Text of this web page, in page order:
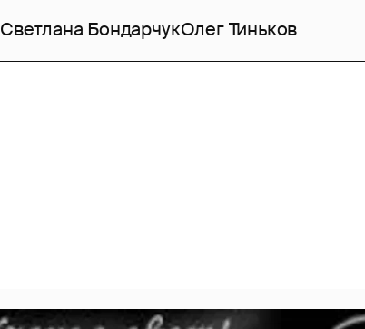
Светлана БондарчукОлег Тиньков